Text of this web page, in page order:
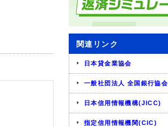
関連リンク
日本貸金業協会
一般社団法人 全国銀行協会
日本信用情報機構(JICC)
指定信用情報機関(CIC)